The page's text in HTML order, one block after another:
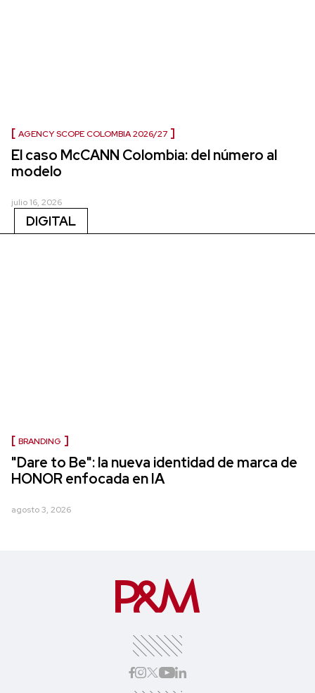
AGENCY SCOPE COLOMBIA 2026/27
El caso McCANN Colombia: del número al
modelo
julio 16, 2026
DIGITAL
BRANDING
"Dare to Be": la nueva identidad de marca de
HONOR enfocada en IA
agosto 3, 2026